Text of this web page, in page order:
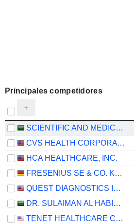
Principales competidores
SCIENTIFIC AND MEDICAL EQUIPMENT HOUSE COMPANY
CVS HEALTH CORPORATION
HCA HEALTHCARE, INC.
FRESENIUS SE & CO. KGAA
QUEST DIAGNOSTICS INCORPORATED
DR. SULAIMAN AL HABIB MEDICAL SERVICES GROUP COMPANY
TENET HEALTHCARE CORPORATION